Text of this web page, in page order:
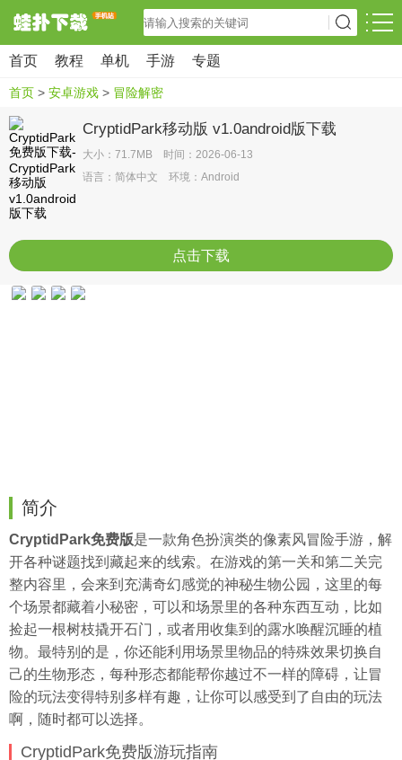
首页 教程 单机 手游 专题
首页 > 安卓游戏 > 冒险解密
CryptidPark移动版 v1.0android版下载
大小：71.7MB 时间：2026-06-13
语言：简体中文 环境：Android
点击下载
简介
CryptidPark免费版是一款角色扮演类的像素风冒险手游，解
开各种谜题找到藏起来的线索。在游戏的第一关和第二关完
整内容里，会来到充满奇幻感觉的神秘生物公园，这里的每
个场景都藏着小秘密，可以和场景里的各种东西互动，比如
捡起一根树枝撬开石门，或者用收集到的露水唤醒沉睡的植
物。最特别的是，你还能利用场景里物品的特殊效果切换自
己的生物形态，每种形态都能帮你越过不一样的障碍，让冒
险的玩法变得特别多样有趣，让你可以感受到了自由的玩法
啊，随时都可以选择。
CryptidPark免费版游玩指南